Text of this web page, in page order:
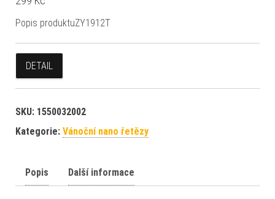
Popis produktuZY1912T
DETAIL
SKU: 1550032002
Kategorie: Vánoční nano řetězy
Popis Další informace